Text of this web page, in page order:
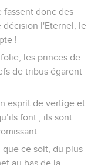
moment.
ni
Tharthan
cette ville,
le fils
qui est autour de
pieds. » C’est ce